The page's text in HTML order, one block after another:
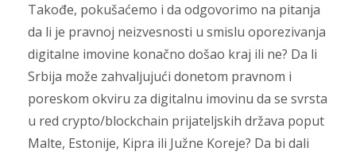
Takođe, pokušaćemo i da odgovorimo na pitanja
da li je pravnoj neizvesnosti u smislu oporezivanja
digitalne imovine konačno došao kraj ili ne? Da li
Srbija može zahvaljujući donetom pravnom i
poreskom okviru za digitalnu imovinu da se svrsta
u red crypto/blockchain prijateljskih država poput
Malte, Estonije, Kipra ili Južne Koreje? Da bi dali